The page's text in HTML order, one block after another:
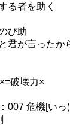
る者を助く
び助
君が言ったか
破壊力×
007 危機[いっ